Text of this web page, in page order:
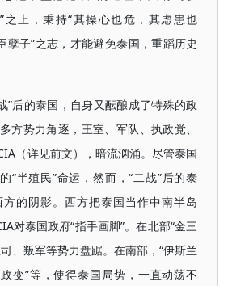
之上，秉持“其操心也危，其虑患也
孽子”之志，才能避免泰国，重蹈历史
”后的泰国，自身又酝酿成了特殊的政
方势力角逐，王室、军队、执政党、
（详见前文），暗流汹涌。尽管泰国
“半殖民”命运，然而，“二战”后的泰
的阴影。西方把泰国当作中南半岛
对泰国政府“指手画脚”。在北部“金三
、叛军等势力盘踞。在南部，“伊斯兰
变”等，使得泰国局势，一直动荡不